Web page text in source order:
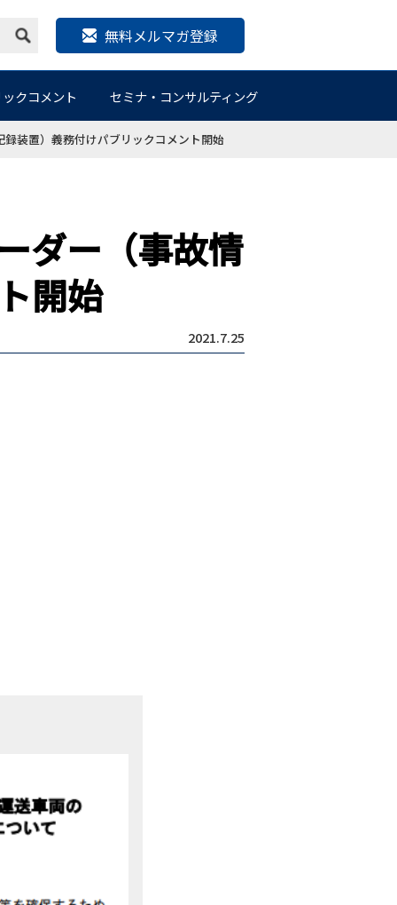
無料メルマガ登録
クコメント セミナ・コンサルティング
装置）義務付けパブリックコメント開始
ダー（事故情
開始
2021.7.25